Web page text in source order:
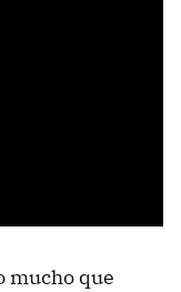
mucho que